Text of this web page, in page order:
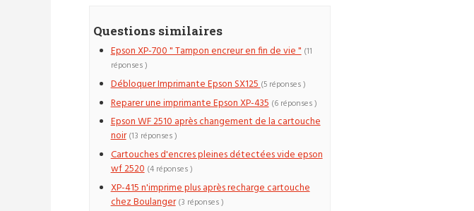
Questions similaires
Epson XP-700 " Tampon encreur en fin de vie " (11
réponses )
Débloquer Imprimante Epson SX125(5 réponses )
Reparer une imprimante Epson XP-435 (6 réponses )
Epson WF 2510 après changement de la cartouche
noir (13 réponses )
Cartouches d'encres pleines détectées vide epson
wf 2520 (4 réponses )
XP-415 n'imprime plus après recharge cartouche
chez Boulanger (3 réponses )